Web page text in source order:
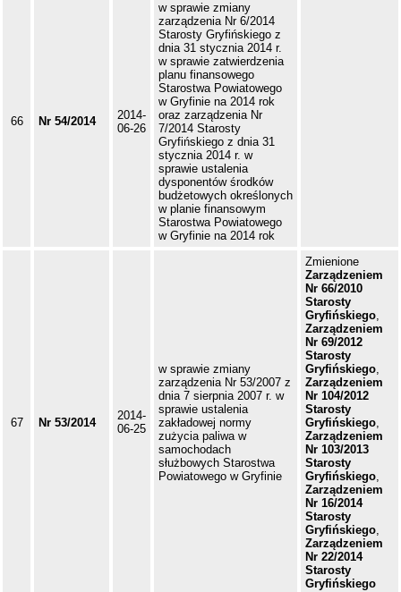
66 Nr 54/2014
2014-
06-26
w sprawie zmiany
zarządzenia Nr 6/2014
Starosty Gryfińskiego z
dnia 31 stycznia 2014 r.
w sprawie zatwierdzenia
planu finansowego
Starostwa Powiatowego
w Gryfinie na 2014 rok
oraz zarządzenia Nr
7/2014 Starosty
Gryfińskiego z dnia 31
stycznia 2014 r. w
sprawie ustalenia
dysponentów środków
budżetowych określonych
w planie finansowym
Starostwa Powiatowego
w Gryfinie na 2014 rok
67 Nr 53/2014
2014-
06-25
w sprawie zmiany
zarządzenia Nr 53/2007 z
dnia 7 sierpnia 2007 r. w
sprawie ustalenia
zakładowej normy
zużycia paliwa w
samochodach
służbowych Starostwa
Powiatowego w Gryfinie
Zmienione
Zarządzeniem
Nr 66/2010
Starosty
Gryfińskiego,
Zarządzeniem
Nr 69/2012
Starosty
Gryfińskiego,
Zarządzeniem
Nr 104/2012
Starosty
Gryfińskiego,
Zarządzeniem
Nr 103/2013
Starosty
Gryfińskiego,
Zarządzeniem
Nr 16/2014
Starosty
Gryfińskiego,
Zarządzeniem
Nr 22/2014
Starosty
Gryfińskiego